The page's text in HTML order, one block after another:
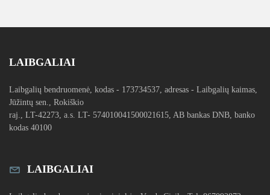
LAIBGALIAI
Laibgalių bendruomenė, kodas - 173734537, adresas - Laibgalių kaimas,
Jūžintų sen., Rokiškio
raj., LT-42273, a.s. LT- 574010041500021615, AB bankas DNB, banko
kodas 40100
LAIBGALIAI